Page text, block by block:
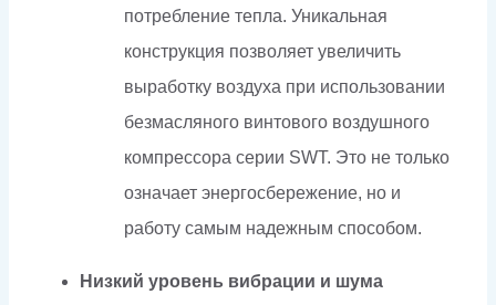
потребление тепла. Уникальная
конструкция позволяет увеличить
выработку воздуха при использовании
безмасляного винтового воздушного
компрессора серии SWT. Это не только
означает энергосбережение, но и
работу самым надежным способом.
Низкий уровень вибрации и шума